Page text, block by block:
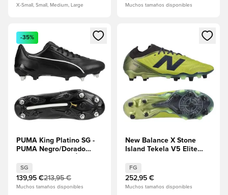
X-Small, Small, Medium, Large Muchos tamaños disponibles
Abre un modal para iniciar sesión o registrarse como
-35%
PUMA King Platino SG -
PUMA Negro/Dorado
LIMITADA
SG
139,95 €213,95 €
Muchos tamaños disponibles
Abre un modal para iniciar
New Balance X Stone
Island Tekela V5 Elite
EDICIÓN LIMITADA
FG
252,95 €
Muchos tamaños disponibles